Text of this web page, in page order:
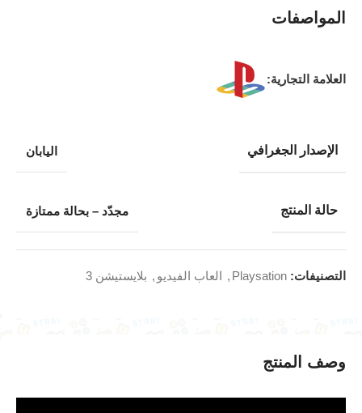
وصف المنتج
المواصفات
العلامة التجارية:
الإصدار الجغرافي اليابان
حالة المنتج مجدّد – بحالة ممتازة
التصنيفات: Playsation
, العاب الفيديو , بلايستيشن 3